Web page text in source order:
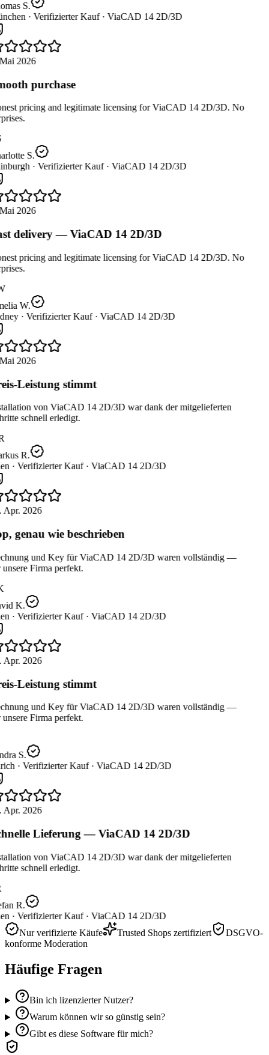
S.
· Verifizierter Kauf · ViaCAD 14 2D/3D
2026
purchase
pricing and legitimate licensing for ViaCAD 14 2D/3D. No
S.
· Verifizierter Kauf · ViaCAD 14 2D/3D
2026
delivery — ViaCAD 14 2D/3D
pricing and legitimate licensing for ViaCAD 14 2D/3D. No
W.
· Verifizierter Kauf · ViaCAD 14 2D/3D
2026
Leistung stimmt
von ViaCAD 14 2D/3D war dank der mitgelieferten
schnell erledigt.
R.
· Verifizierter Kauf · ViaCAD 14 2D/3D
2026
genau wie beschrieben
und Key für ViaCAD 14 2D/3D waren vollständig —
Firma perfekt.
K.
· Verifizierter Kauf · ViaCAD 14 2D/3D
2026
Leistung stimmt
und Key für ViaCAD 14 2D/3D waren vollständig —
Firma perfekt.
S.
· Verifizierter Kauf · ViaCAD 14 2D/3D
2026
Lieferung — ViaCAD 14 2D/3D
von ViaCAD 14 2D/3D war dank der mitgelieferten
schnell erledigt.
R.
· Verifizierter Kauf · ViaCAD 14 2D/3D
Nur verifizierte Käufe
Trusted Shops zertifiziert
DSGVO-
konforme Moderation
Häufige Fragen
Bin ich lizenzierter Nutzer?
Warum können wir so günstig sein?
Gibt es diese Software für mich?